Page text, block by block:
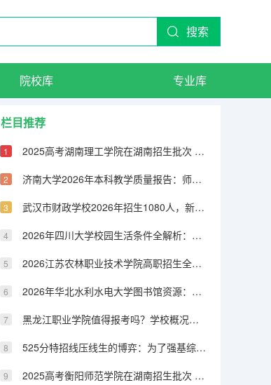
搜索
院校库 专业库
栏目推荐
2025高考湖南理工学院在湖南招生批次 有哪些专业？
济南大学2026年本科教学质量报告：师生比、课程满意度与毕业率
武汉市财政学校2026年招生1080人，新增人工智能技术与应用、无人机3+2专业
2026年四川大学校园生活条件全解析：宿舍、食堂、交通与周边配套
2026江苏农林职业技术学院高职招生全知道：分数线、费用、就业方向
2026年华北水利水电大学图书馆资源：馆藏量、开放时间与研究支持
黑龙江职业学院值得报考吗？学校概况、实训设施与录取线分析
525分特招线压线生的博弈：为了强基综评牺牲专业值不值
2025高考衡阳师范学院在湖南招生批次 有哪些专业？